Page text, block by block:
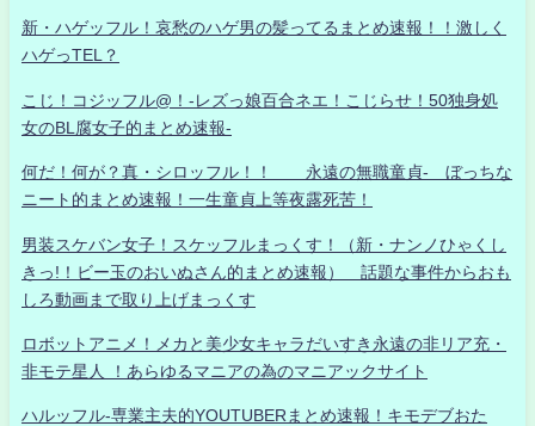
新・ハゲッフル！哀愁のハゲ男の髪ってるまとめ速報！！激しく
ハゲっTEL？
こじ！コジッフル@！-レズっ娘百合ネエ！こじらせ！50独身処
女のBL腐女子的まとめ速報-
何だ！何が？真・シロッフル！！ 永遠の無職童貞- ぼっちな
ニート的まとめ速報！一生童貞上等夜露死苦！
男装スケバン女子！スケッフルまっくす！（新・ナンノひゃくし
きっ!！ビー玉のおいぬさん的まとめ速報） 話題な事件からおも
しろ動画まで取り上げまっくす
ロボットアニメ！メカと美少女キャラだいすき永遠の非リア充・
非モテ星人 ！あらゆるマニアの為のマニアックサイト
ハルッフル-専業主夫的YOUTUBERまとめ速報！キモデブおた